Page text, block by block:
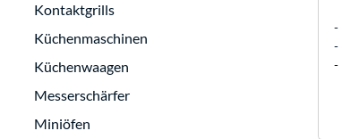
Kontaktgrills
Küchenmaschinen
Küchenwaagen
Messerschärfer
Miniöfen